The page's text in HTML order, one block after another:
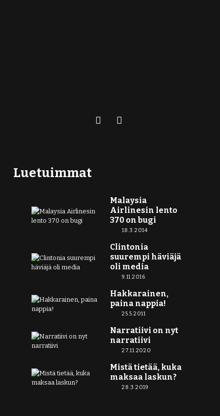
Luetuimmat
Malaysia
Airlinesin lento
370 on bugi
18.3.2014
Clintonia
suurempi häviäjä
oli media
9.11.2016
Hakkarainen,
paina nappia!
25.5.2011
Narratiivi on nyt
narratiivi
27.11.2020
Mistä tietää, kuka
maksaa laskun?
28.3.2019